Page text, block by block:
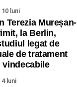
luni
Terezia Mureșan-
la Berlin,
legat de
de tratament
vindecabile
luni